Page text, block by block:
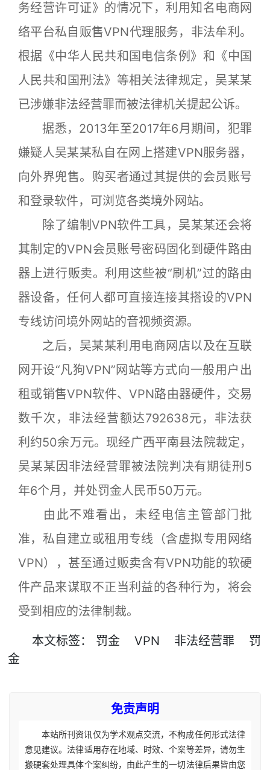
务经营许可证》的情况下，利用知名电商网
络平台私自贩售VPN代理服务，非法牟利。
根据《中华人民共和国电信条例》和《中国
人民共和国刑法》等相关法律规定，吴某某
已涉嫌非法经营罪而被法律机关提起公诉。
据悉，2013年至2017年6月期间，犯罪
嫌疑人吴某某私自在网上搭建VPN服务器，
向外界兜售。购买者通过其提供的会员账号
和登录软件，可浏览各类境外网站。
除了编制VPN软件工具，吴某某还会将
其制定的VPN会员账号密码固化到硬件路由
器上进行贩卖。利用这些被“刷机”过的路由
器设备，任何人都可直接连接其搭设的VPN
专线访问境外网站的音视频资源。
之后，吴某某利用电商网店以及在互联
网开设“凡狗VPN”网站等方式向一般用户出
租或销售VPN软件、VPN路由器硬件，交易
数千次，非法经营额达792638元，非法获
利约50余万元。现经广西平南县法院裁定，
吴某某因非法经营罪被法院判决有期徒刑5
年6个月，并处罚金人民币50万元。
由此不难看出，未经电信主管部门批
准，私自建立或租用专线（含虚拟专用网络
VPN），甚至通过贩卖含有VPN功能的软硬
件产品来谋取不正当利益的各种行为，将会
受到相应的法律制裁。
本文标签： 罚金 VPN 非法经营罪
罚
金
免责声明
本站所刊资讯仅为学术观点交流，不构成任何形式法律
意见建议。法律适用存在地域、时效、个案等差异，请勿生
搬硬套处理具体个案纠纷，由此产生的一切法律后果皆由您